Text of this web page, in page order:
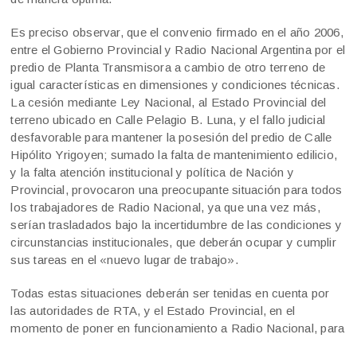
Es preciso observar, que el convenio firmado en el año 2006,
entre el Gobierno Provincial y Radio Nacional Argentina por el
predio de Planta Transmisora a cambio de otro terreno de
igual características en dimensiones y condiciones técnicas.
La cesión mediante Ley Nacional, al Estado Provincial del
terreno ubicado en Calle Pelagio B. Luna, y el fallo judicial
desfavorable para mantener la posesión del predio de Calle
Hipólito Yrigoyen; sumado la falta de mantenimiento edilicio,
y la falta atención institucional y política de Nación y
Provincial, provocaron una preocupante situación para todos
los trabajadores de Radio Nacional, ya que una vez más,
serían trasladados bajo la incertidumbre de las condiciones y
circunstancias institucionales, que deberán ocupar y cumplir
sus tareas en el «nuevo lugar de trabajo».
Todas estas situaciones deberán ser tenidas en cuenta por
las autoridades de RTA, y el Estado Provincial, en el
momento de poner en funcionamiento a Radio Nacional, para